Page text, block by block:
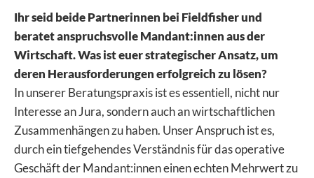
Ihr seid beide Partnerinnen bei Fieldfisher und
beratet anspruchsvolle Mandant:innen aus der
Wirtschaft. Was ist euer strategischer Ansatz, um
deren Herausforderungen erfolgreich zu lösen?
In unserer Beratungspraxis ist es essentiell, nicht nur
Interesse an Jura, sondern auch an wirtschaftlichen
Zusammenhängen zu haben. Unser Anspruch ist es,
durch ein tiefgehendes Verständnis für das operative
Geschäft der Mandant:innen einen echten Mehrwert zu